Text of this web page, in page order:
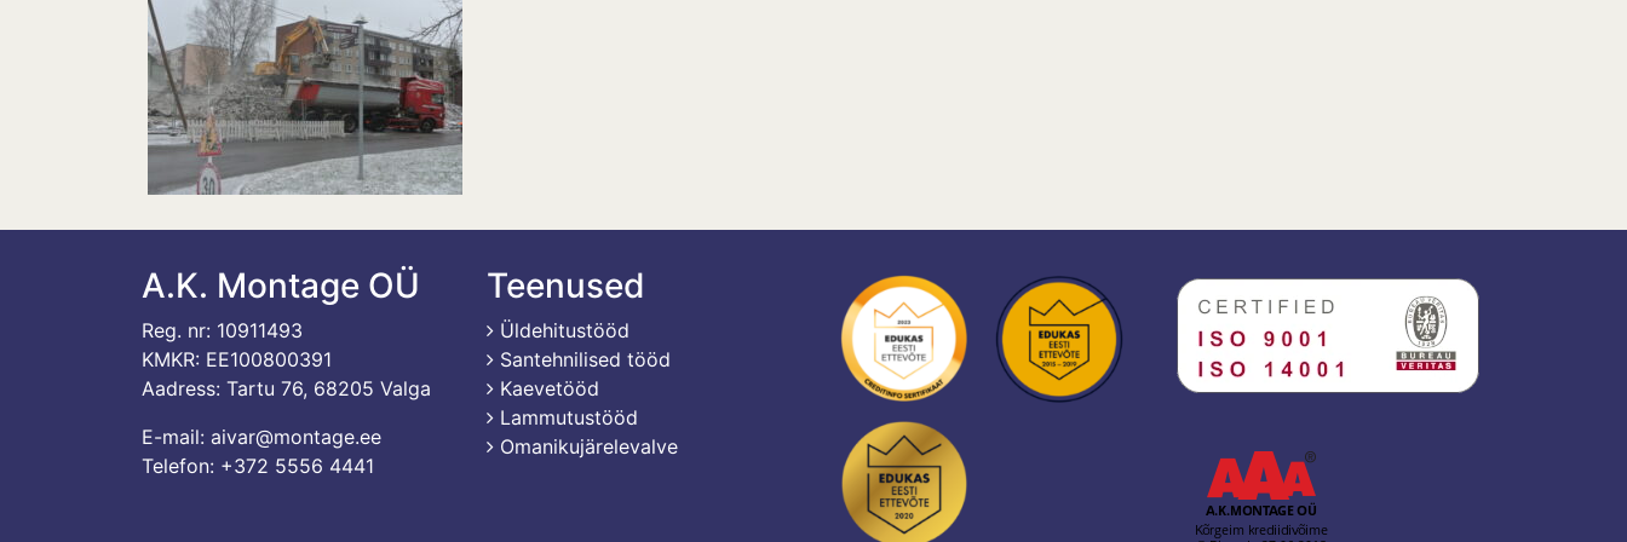
A.K. Montage OÜ
Reg. nr: 10911493
KMKR: EE100800391
Aadress: Tartu 76, 68205 Valga
E-mail: aivar@montage.ee
Telefon: +372 5556 4441
Teenused
Üldehitustööd
Santehnilised tööd
Kaevetööd
Lammutustööd
Omanikujärelevalve